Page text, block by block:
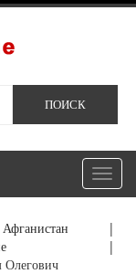
Афганистан |
|
Олегович